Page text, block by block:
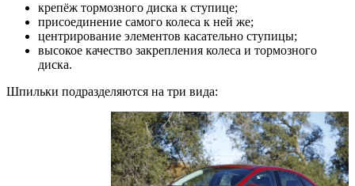
крепёж тормозного диска к ступице;
присоединение самого колеса к ней же;
центрирование элементов касательно ступицы;
высокое качество закрепления колеса и тормозного
диска.
Шпильки подразделяются на три вида: